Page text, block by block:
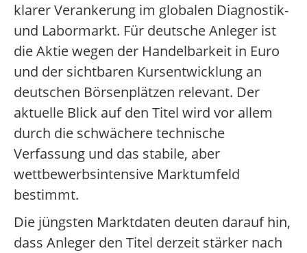
klarer Verankerung im globalen Diagnostik-
und Labormarkt. Für deutsche Anleger ist
die Aktie wegen der Handelbarkeit in Euro
und der sichtbaren Kursentwicklung an
deutschen Börsenplätzen relevant. Der
aktuelle Blick auf den Titel wird vor allem
durch die schwächere technische
Verfassung und das stabile, aber
wettbewerbsintensive Marktumfeld
bestimmt.
Die jüngsten Marktdaten deuten darauf hin,
dass Anleger den Titel derzeit stärker nach